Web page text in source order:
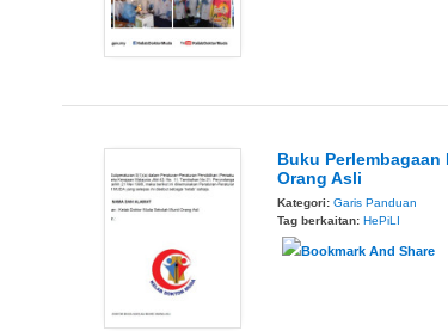
Buku
Orang Asli
Kategori: Garis Panduan
Tag berkaitan: HePiLI